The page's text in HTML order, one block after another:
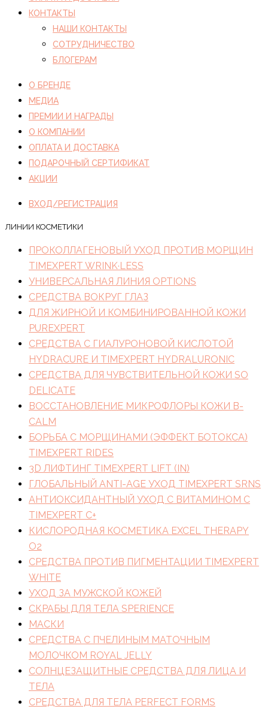
КОНТАКТЫ
НАШИ КОНТАКТЫ
СОТРУДНИЧЕСТВО
БЛОГЕРАМ
О БРЕНДЕ
МЕДИА
ПРЕМИИ И НАГРАДЫ
О КОМПАНИИ
ОПЛАТА И ДОСТАВКА
ПОДАРОЧНЫЙ СЕРТИФИКАТ
АКЦИИ
ВХОД/РЕГИСТРАЦИЯ
ЛИНИИ КОСМЕТИКИ
ПРОКОЛЛАГЕНОВЫЙ УХОД ПРОТИВ МОРЩИН
TIMEXPERT WRINK·LESS
УНИВЕРСАЛЬНАЯ ЛИНИЯ OPTIONS
СРЕДСТВА ВОКРУГ ГЛАЗ
ДЛЯ ЖИРНОЙ И КОМБИНИРОВАННОЙ КОЖИ
PUREXPERT
СРЕДСТВА С ГИАЛУРОНОВОЙ КИСЛОТОЙ
HYDRACURE И TIMEXPERT HYDRALURONIC
СРЕДСТВА ДЛЯ ЧУВСТВИТЕЛЬНОЙ КОЖИ SO
DELICATE
ВОССТАНОВЛЕНИЕ МИКРОФЛОРЫ КОЖИ B-
CALM
БОРЬБА С МОРЩИНАМИ (ЭФФЕКТ БОТОКСА)
TIMEXPERT RIDES
3D ЛИФТИНГ TIMEXPERT LIFT (IN)
ГЛОБАЛЬНЫЙ ANTI-AGE УХОД TIMEXPERT SRNS
АНТИОКСИДАНТНЫЙ УХОД С ВИТАМИНОМ C
TIMEXPERT C+
КИСЛОРОДНАЯ КОСМЕТИКА EXCEL THERAPY
O2
СРЕДСТВА ПРОТИВ ПИГМЕНТАЦИИ TIMEXPERT
WHITE
УХОД ЗА МУЖСКОЙ КОЖЕЙ
СКРАБЫ ДЛЯ ТЕЛА SPERIENCE
МАСКИ
СРЕДСТВА С ПЧЕЛИНЫМ МАТОЧНЫМ
МОЛОЧКОМ ROYAL JELLY
СОЛНЦЕЗАЩИТНЫЕ СРЕДСТВА ДЛЯ ЛИЦА И
ТЕЛА
СРЕДСТВА ДЛЯ ТЕЛА PERFECT FORMS